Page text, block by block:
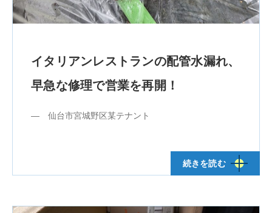
イタリアンレストランの配管水漏れ、
早急な修理で営業を再開！
― 仙台市宮城野区某テナント